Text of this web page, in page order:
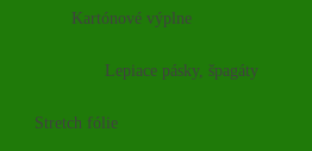
Kartónové výplne
Lepiace pásky, špagáty
Stretch fólie